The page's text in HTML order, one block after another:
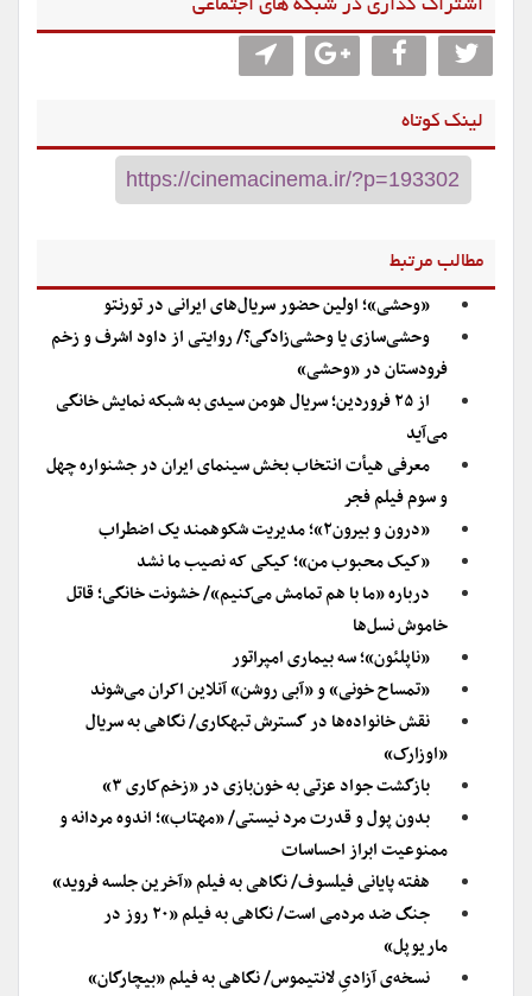
اشتراگ گذاری در شبکه های اجتماعی
لینک کوتاه
مطالب مرتبط
«وحشی»؛ اولین حضور سریال‌های ایرانی در تورنتو
وحشی‌سازی یا وحشی‌زادگی؟/ روایتی از داود اشرف و زخم
فرودستان در «وحشی»
از ۲۵ فروردین؛ سریال هومن سیدی به شبکه نمایش خانگی
می‌آید
معرفی هیأت انتخاب بخش سینمای ایران در جشنواره چهل
و سوم فیلم فجر
«درون و بیرون۲»؛ مدیریت شکوهمند یک اضطراب
«کیک محبوب من»؛ کیکی که نصیب ما نشد
درباره «ما با هم تمامش می‌کنیم»/ خشونت خانگی؛ قاتل
خاموش نسل‌ها
«ناپلئون»؛ سه بیماری امپراتور
«تمساح خونی» و «آبی روشن» آنلاین اکران می‌شوند
نقش خانواده‌ها در گسترش تبهکاری/ نگاهی به سریال
«اوزارک»
بازگشت جواد عزتی به ‌خون‌بازی در «زخم‌کاری ۳»
بدون پول و قدرت مرد نیستی/ «مهتاب»؛ اندوه مردانه و
ممنوعیت ابراز احساسات
هفته پایانی فیلسوف/ نگاهی به فیلم «آخرین جلسه فروید»
جنگ ضد مردمی است/ نگاهی به فیلم «۲۰ روز در
ماریوپل»
نسخه‌ی آزادیِ لانتیموس/ نگاهی به فیلم «بیچارگان»